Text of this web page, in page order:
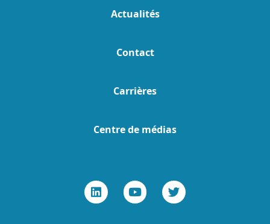
Actualités
Contact
Carrières
Centre de médias